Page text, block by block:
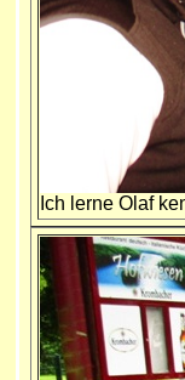
Ich lerne Olaf